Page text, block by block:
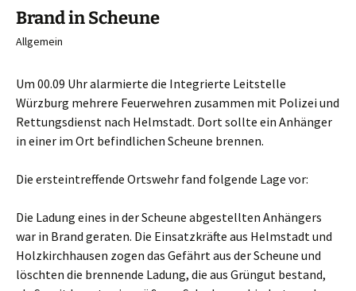
Brand in Scheune
Allgemein
Um 00.09 Uhr alarmierte die Integrierte Leitstelle
Würzburg mehrere Feuerwehren zusammen mit Polizei und
Rettungsdienst nach Helmstadt. Dort sollte ein Anhänger
in einer im Ort befindlichen Scheune brennen.
Die ersteintreffende Ortswehr fand folgende Lage vor:
Die Ladung eines in der Scheune abgestellten Anhängers
war in Brand geraten. Die Einsatzkräfte aus Helmstadt und
Holzkirchhausen zogen das Gefährt aus der Scheune und
löschten die brennende Ladung, die aus Grüngut bestand,